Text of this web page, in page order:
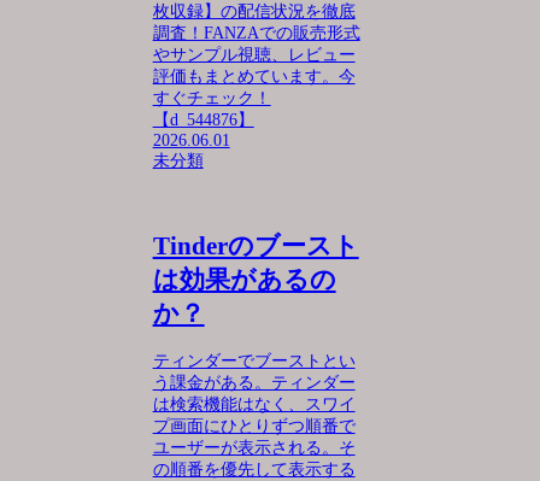
枚収録】の配信状況を徹底
調査！FANZAでの販売形式
やサンプル視聴、レビュー
評価もまとめています。今
すぐチェック！
【d_544876】
2026.06.01
未分類
Tinderのブースト
は効果があるの
か？
ティンダーでブーストとい
う課金がある。ティンダー
は検索機能はなく、スワイ
プ画面にひとりずつ順番で
ユーザーが表示される。そ
の順番を優先して表示する